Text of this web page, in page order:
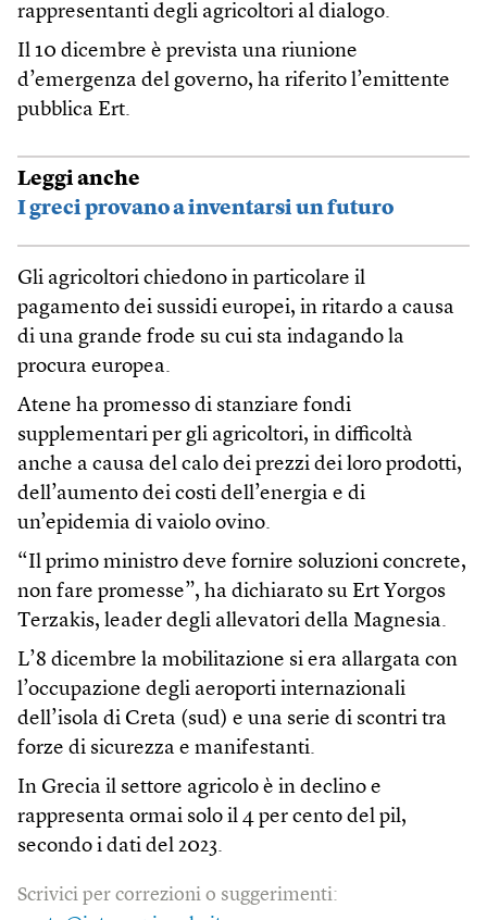
rappresentanti degli agricoltori al dialogo.
Il 10 dicembre è prevista una riunione
d’emergenza del governo, ha riferito l’emittente
pubblica Ert.
Leggi anche
I greci provano a inventarsi un futuro
Gli agricoltori chiedono in particolare il
pagamento dei sussidi europei, in ritardo a causa
di una grande frode su cui sta indagando la
procura europea.
Atene ha promesso di stanziare fondi
supplementari per gli agricoltori, in difficoltà
anche a causa del calo dei prezzi dei loro prodotti,
dell’aumento dei costi dell’energia e di
un’epidemia di vaiolo ovino.
“Il primo ministro deve fornire soluzioni concrete,
non fare promesse”, ha dichiarato su Ert Yorgos
Terzakis, leader degli allevatori della Magnesia.
L’8 dicembre la mobilitazione si era allargata con
l’occupazione degli aeroporti internazionali
dell’isola di Creta (sud) e una serie di scontri tra
forze di sicurezza e manifestanti.
In Grecia il settore agricolo è in declino e
rappresenta ormai solo il 4 per cento del pil,
secondo i dati del 2023.
Scrivici per correzioni o suggerimenti: